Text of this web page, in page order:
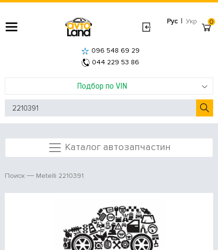
Рус | Укр
Подбор по VIN
096 548 69 29
044 229 53 86
0
Каталог автозапчастин
Поиск Metelli 2210391